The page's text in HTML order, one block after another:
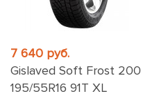
7 640 руб.
Gislaved Soft Frost 200
195/55R16 91T XL